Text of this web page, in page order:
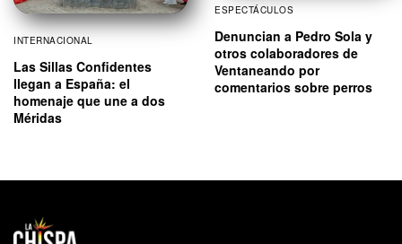
INTERNACIONAL
Las Sillas Confidentes
llegan a España: el
homenaje que une a dos
Méridas
ESPECTÁCULOS
Denuncian a Pedro Sola y
otros colaboradores de
Ventaneando por
comentarios sobre perros